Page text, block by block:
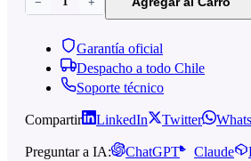
Garantía oficial
Despacho a todo Chile
Soporte técnico
Compartir LinkedIn Twitter
Preguntar a IA: ChatGPT Claude